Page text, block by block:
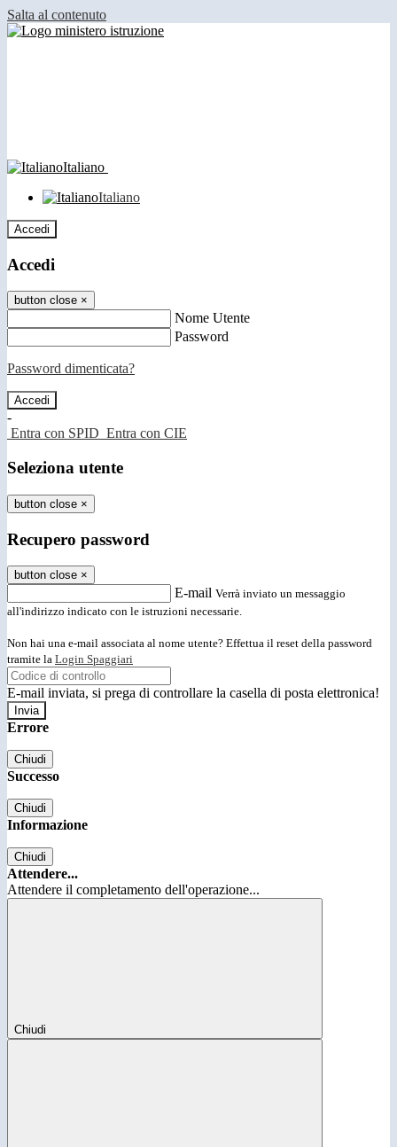
Salta al contenuto
Italiano
Italiano
Accedi
Accedi
button close ×
Nome Utente
Password
Password dimenticata?
-
Entra con SPID Entra con CIE
Seleziona utente
button close ×
Recupero password
button close ×
E-mail Verrà inviato un messaggio
all'indirizzo indicato con le istruzioni necessarie.
Non hai una e-mail associata al nome utente? Effettua il reset della password
tramite la Login Spaggiari
E-mail inviata, si prega di controllare la casella di posta elettronica!
Errore
Chiudi
Successo
Chiudi
Informazione
Chiudi
Attendere...
Attendere il completamento dell'operazione...
Chiudi